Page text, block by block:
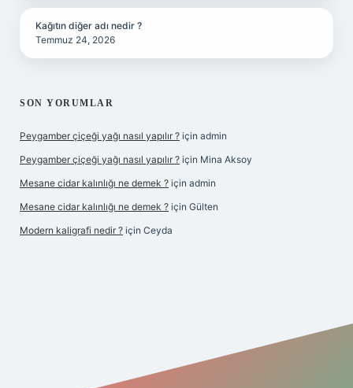
Kağıtın diğer adı nedir ?
Temmuz 24, 2026
SON YORUMLAR
Peygamber çiçeği yağı nasıl yapılır ? için admin
Peygamber çiçeği yağı nasıl yapılır ? için Mina Aksoy
Mesane cidar kalınlığı ne demek ? için admin
Mesane cidar kalınlığı ne demek ? için Gülten
Modern kaligrafi nedir ? için Ceyda